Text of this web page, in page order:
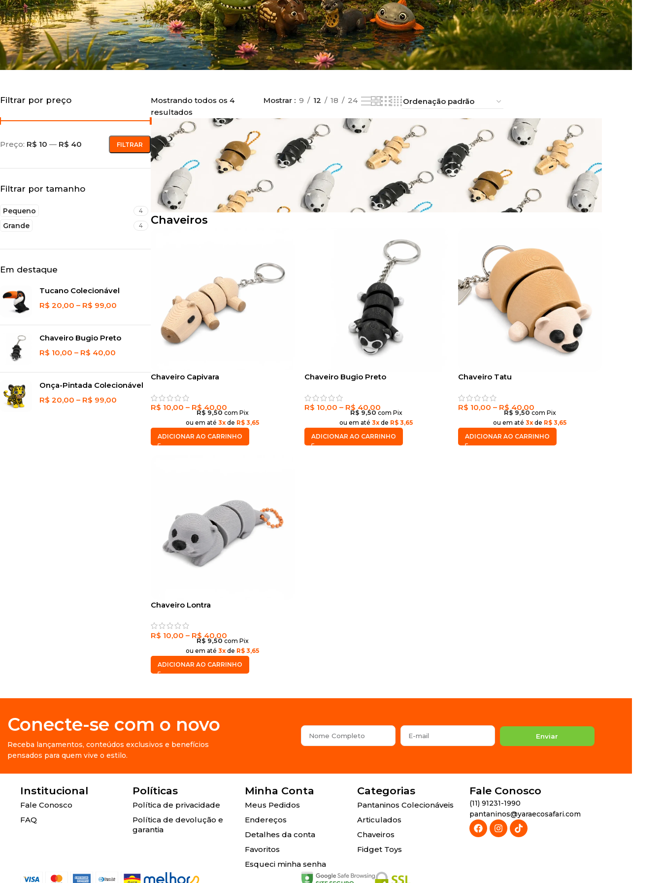
Filtrar por preço
FILTRAR
Preço: R$ 10 — R$ 40
Filtrar por tamanho
Pequeno 4
Grande 4
Em destaque
Tucano Colecionável
R$ 20,00 – R$ 99,00
Chaveiro Bugio Preto
R$ 10,00 – R$ 40,00
Onça-Pintada Colecionável
R$ 20,00 – R$ 99,00
Mostrando todos os 4
resultados
Mostrar 9 12 18 24
Chaveiros
Chaveiro Capivara
R$ 10,00 – R$ 40,00
R$ 9,50 com Pix
ou em até3xde R$ 3,65
ADICIONAR AO CARRINHO
Chaveiro Bugio Preto
R$ 10,00 – R$ 40,00
R$ 9,50 com Pix
ou em até3xde R$ 3,65
ADICIONAR AO CARRINHO
Chaveiro Tatu
R$ 10,00 – R$ 40,00
R$ 9,50 com Pix
ou em até3xde R$ 3,65
ADICIONAR AO CARRINHO
Chaveiro Lontra
R$ 10,00 – R$ 40,00
R$ 9,50com Pix
ou em até3x de R$ 3,65
ADICIONAR AO CARRINHO
Conecte-se com o novo
Receba lançamentos, conteúdos exclusivos e benefícios
pensados para quem vive o estilo.
Enviar
Institucional
Fale Conosco
FAQ
Políticas
Política de privacidade
Política de devolução e
garantia
Minha Conta
Meus Pedidos
Endereços
Detalhes da conta
Favoritos
Esqueci minha senha
Categorias
Pantaninos Colecionáveis
Articulados
Chaveiros
Fidget Toys
Fale Conosco
(11) 91231-1990
pantaninos@yaraecosafari.com